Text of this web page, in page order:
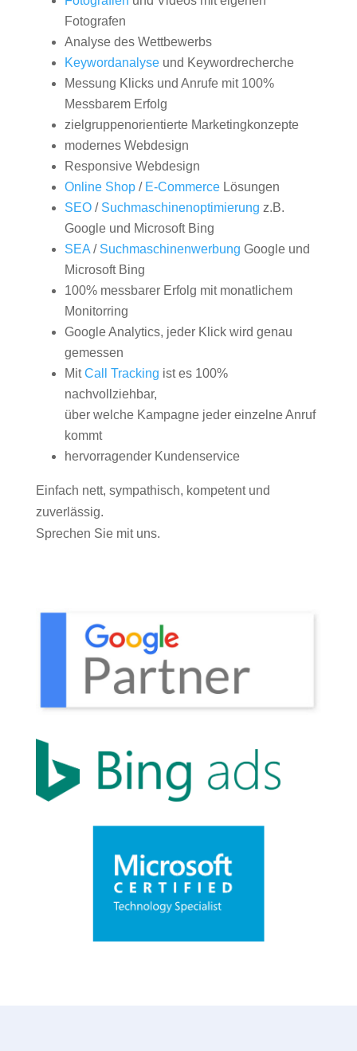
Fotografen
Analyse des Wettbewerbs
Keywordanalyseund Keywordrecherche
Messung Klicks und Anrufe mit 100%
Messbarem Erfolg
zielgruppenorientierte Marketingkonzepte
modernes Webdesign
Responsive Webdesign
Online Shop/ E-CommerceLösungen
SEO/ Suchmaschinenoptimierung z.B.
Google und Microsoft Bing
SEA/ Suchmaschinenwerbung Google und
Microsoft Bing
100% messbarer Erfolg mit monatlichem
Monitorring
Google Analytics, jeder Klick wird genau
gemessen
MitCall Tracking ist es 100%
nachvollziehbar,
über welche Kampagne jeder einzelne Anruf
kommt
hervorragender Kundenservice
Einfach nett, sympathisch, kompetent und
zuverlässig.
Sprechen Sie mit uns.